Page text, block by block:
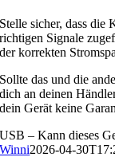
Stelle sicher, dass die
richtigen Signale
der korrekten
Sollte das und die
dich an deinen
dein Gerät keine
USB – Kann dieses
Winni2026-04-